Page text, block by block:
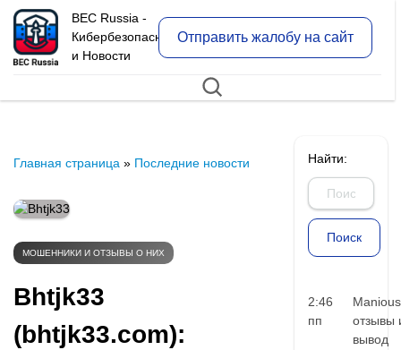
BEC Russia -
Кибербезопасность
и Новости
Отправить жалобу на сайт
Главная страница » Последние новости
МОШЕННИКИ И ОТЗЫВЫ О НИХ
Bhtjk33
(bhtjk33.com):
Найти:
2:46
пп
Manious
отзывы
вывод